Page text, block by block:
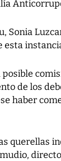
Sonia
esta
de los
haber
querellas